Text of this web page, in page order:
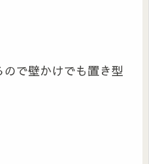
で壁かけでも置き型